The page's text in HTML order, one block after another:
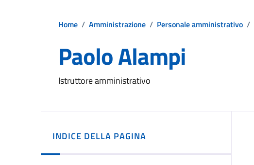
Home / Amministrazione / Personale amministrativo /
Paolo Alampi
Istruttore amministrativo
INDICE DELLA PAGINA